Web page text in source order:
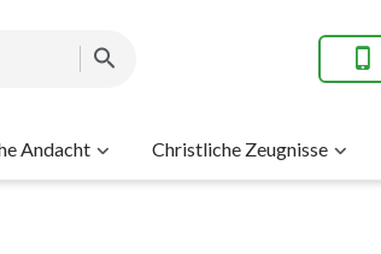
Andacht Christliche Zeugnisse